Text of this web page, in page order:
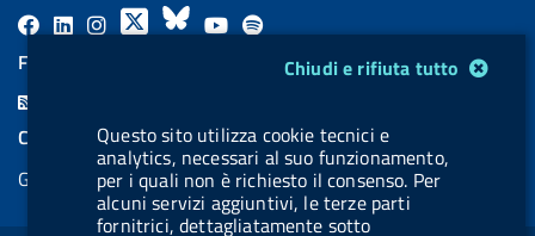
Chiudi e rifiuta tutto
Questo sito utilizza cookie tecnici e
analytics, necessari al suo funzionamento,
per i quali non è richiesto il consenso. Per
alcuni servizi aggiuntivi, le terze parti
fornitrici, dettagliatamente sotto
F
L
l
.
b
X
B
s
k
y
Y
u
b
e
l
l
.
b
FEED RSS
COOKIES
Gestione cookie